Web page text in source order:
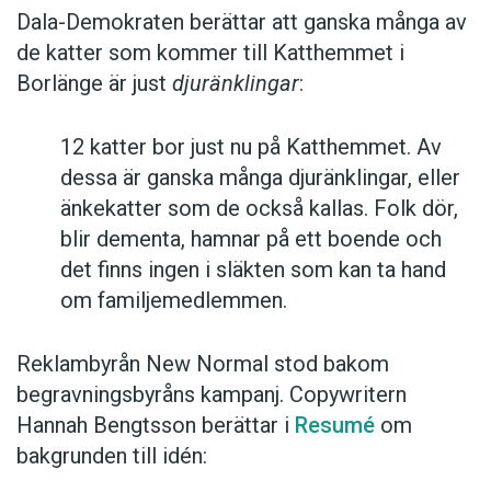
Dala-Demokraten berättar att ganska många av
de katter som kommer till Katthemmet i
Borlänge är just djuränklingar:
12 katter bor just nu på Katthemmet. Av
dessa är ganska många djuränklingar, eller
änkekatter som de också kallas. Folk dör,
blir dementa, hamnar på ett boende och
det finns ingen i släkten som kan ta hand
om familjemedlemmen.
Reklambyrån New Normal stod bakom
begravningsbyråns kampanj. Copywritern
Hannah Bengtsson berättar i Resumé om
bakgrunden till idén: